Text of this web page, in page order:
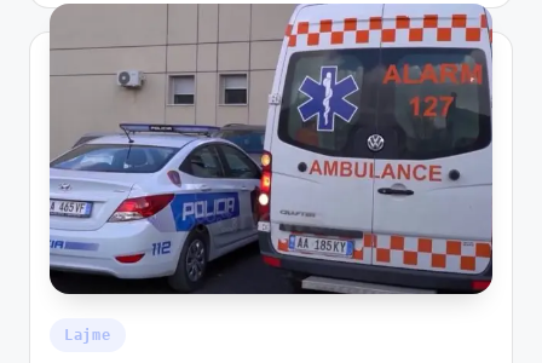
Lajme